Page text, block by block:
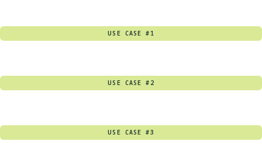
USE CASE #1
USE CASE #2
USE CASE #3